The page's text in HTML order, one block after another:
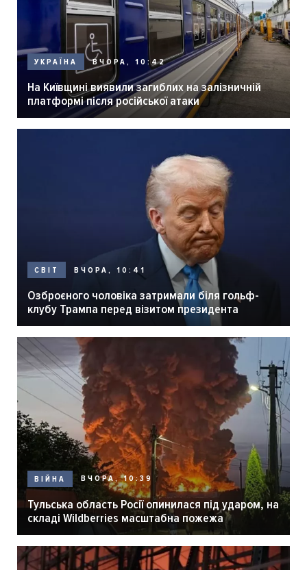
УКРАЇНА ВЧОРА, 10:42
На Київщині виявили загиблих на залізничній
платформі після російської атаки
СВІТ ВЧОРА, 10:41
Озброєного чоловіка затримали біля гольф-
клубу Трампа перед візитом президента
ВІЙНА ВЧОРА, 10:39
Тульська область Росії опинилася під ударом, на
складі Wildberries масштабна пожежа